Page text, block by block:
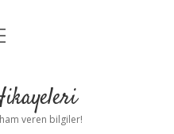
veren bilgiler!